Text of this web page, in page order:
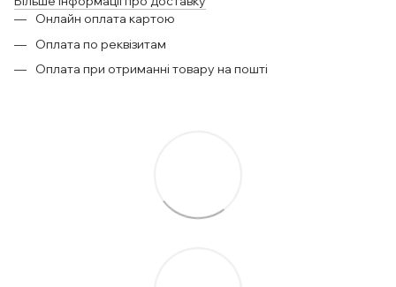
Онлайн оплата картою
Оплата по реквізитам
Оплата при отриманні товару на пошті